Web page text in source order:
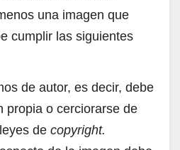
una imagen que
cumplir las siguientes
de autor, es decir, debe
propia o cerciorarse de
de copyright.